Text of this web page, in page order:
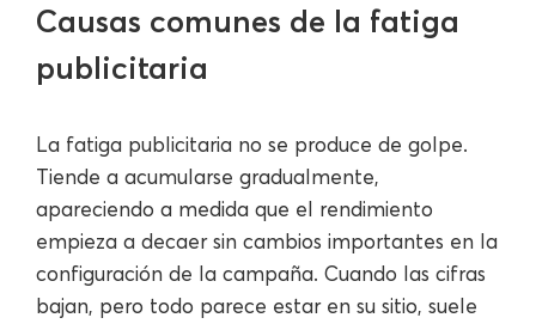
Causas comunes de la fatiga
publicitaria
La fatiga publicitaria no se produce de golpe.
Tiende a acumularse gradualmente,
apareciendo a medida que el rendimiento
empieza a decaer sin cambios importantes en la
configuración de la campaña. Cuando las cifras
bajan, pero todo parece estar en su sitio, suele